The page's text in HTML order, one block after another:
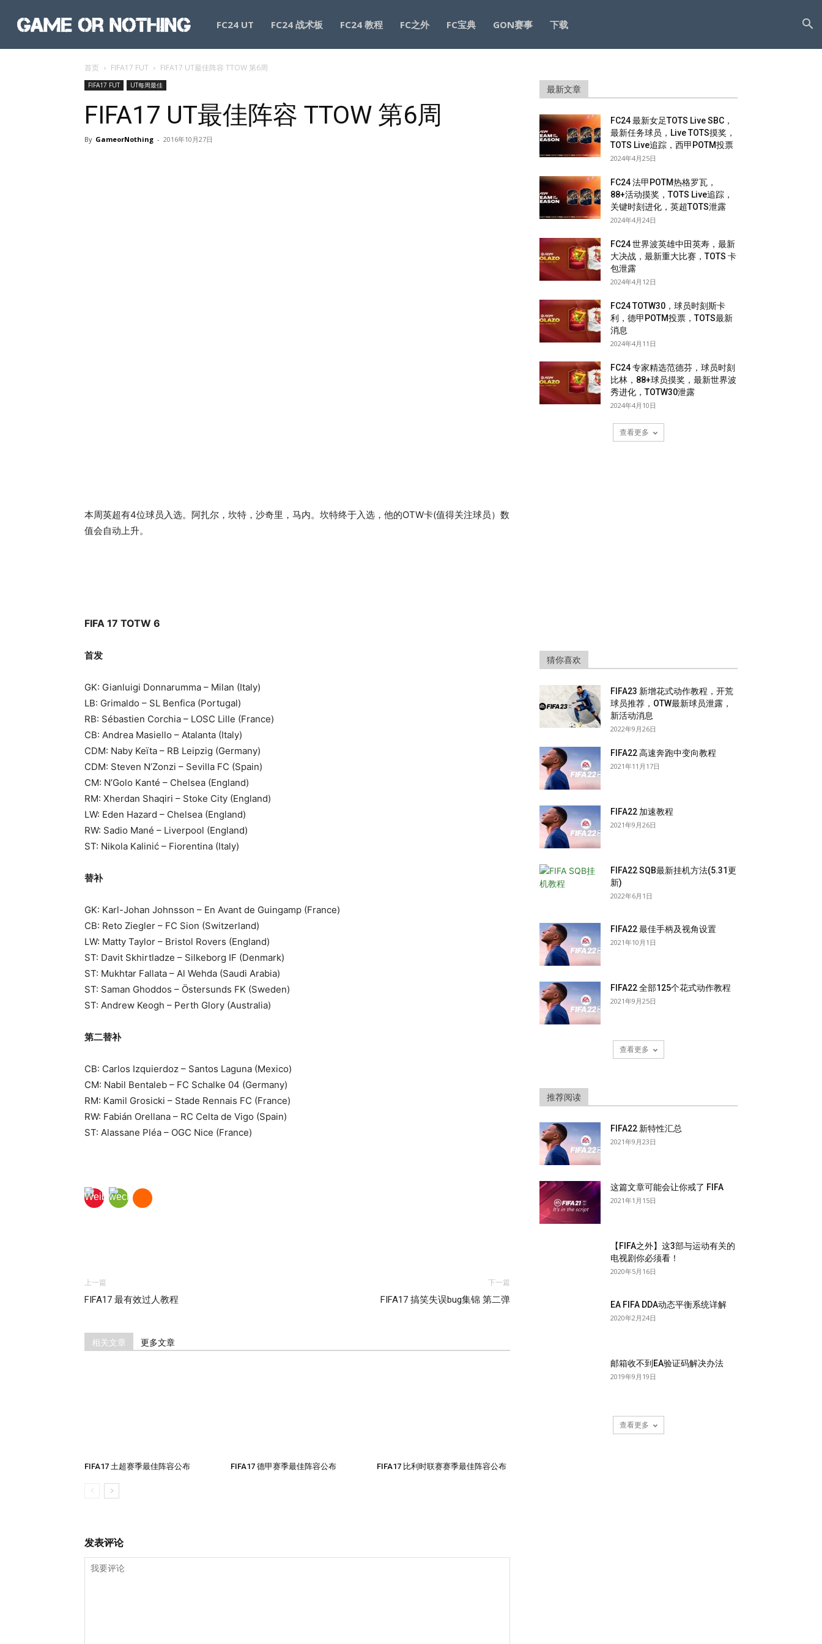
GameorNothing
FC24 UT FC24 战术板 FC24 教程 FC之外 FC宝典 GON赛事 下载
首页 FIFA17 FUT FIFA17 UT最佳阵容 TTOW 第6周
FIFA17 FUT UT每周最佳
FIFA17 UT最佳阵容 TTOW 第6周
By GameorNothing - 2016年10月27日
本周英超有4位球员入选。阿扎尔，坎特，沙奇里，马内。坎特终于入选，他的OTW卡(值得关注球员）数
值会自动上升。
FIFA 17 TOTW 6
首发
GK: Gianluigi Donnarumma – Milan (Italy)
LB: Grimaldo – SL Benfica (Portugal)
RB: Sébastien Corchia – LOSC Lille (France)
CB: Andrea Masiello – Atalanta (Italy)
CDM: Naby Keïta – RB Leipzig (Germany)
CDM: Steven N’Zonzi – Sevilla FC (Spain)
CM: N’Golo Kanté – Chelsea (England)
RM: Xherdan Shaqiri – Stoke City (England)
LW: Eden Hazard – Chelsea (England)
RW: Sadio Mané – Liverpool (England)
ST: Nikola Kalinić – Fiorentina (Italy)
替补
GK: Karl-Johan Johnsson – En Avant de Guingamp (France)
CB: Reto Ziegler – FC Sion (Switzerland)
LW: Matty Taylor – Bristol Rovers (England)
ST: Davit Skhirtladze – Silkeborg IF (Denmark)
ST: Mukhtar Fallata – Al Wehda (Saudi Arabia)
ST: Saman Ghoddos – Östersunds FK (Sweden)
ST: Andrew Keogh – Perth Glory (Australia)
第二替补
CB: Carlos Izquierdoz – Santos Laguna (Mexico)
CM: Nabil Bentaleb – FC Schalke 04 (Germany)
RM: Kamil Grosicki – Stade Rennais FC (France)
RW: Fabián Orellana – RC Celta de Vigo (Spain)
ST: Alassane Pléa – OGC Nice (France)
上一篇
FIFA17 最有效过人教程
下一篇
FIFA17 搞笑失误bug集锦 第二弹
相关文章 更多文章
FIFA17 土超赛季最佳阵容公布 FIFA17 德甲赛季最佳阵容公布 FIFA17 比利时联赛赛季最佳阵容公布
发表评论
最新文章
FC24 最新女足TOTS Live SBC，
最新任务球员，Live TOTS摸奖，
TOTS Live追踪，西甲POTM投票
2024年4月25日
FC24 法甲POTM热格罗瓦，
88+活动摸奖，TOTS Live追踪，
关键时刻进化，英超TOTS泄露
2024年4月24日
FC24 世界波英雄中田英寿，最新
大决战，最新重大比赛，TOTS 卡
包泄露
2024年4月12日
FC24 TOTW30，球员时刻斯卡
利，德甲POTM投票，TOTS最新
消息
2024年4月11日
FC24 专家精选范德芬，球员时刻
比林，88+球员摸奖，最新世界波
秀进化，TOTW30泄露
2024年4月10日
查看更多
猜你喜欢
FIFA23 新增花式动作教程，开荒
球员推荐，OTW最新球员泄露，
新活动消息
2022年9月26日
FIFA22 高速奔跑中变向教程
2021年11月17日
FIFA22 加速教程
2021年9月26日
FIFA22 SQB最新挂机方法(5.31更
新)
2022年6月1日
FIFA22 最佳手柄及视角设置
2021年10月1日
FIFA22 全部125个花式动作教程
2021年9月25日
查看更多
推荐阅读
FIFA22 新特性汇总
2021年9月23日
这篇文章可能会让你戒了 FIFA
2021年1月15日
【FIFA之外】这3部与运动有关的
电视剧你必须看！
2020年5月16日
EA FIFA DDA动态平衡系统详解
2020年2月24日
邮箱收不到EA验证码解决办法
2019年9月19日
查看更多